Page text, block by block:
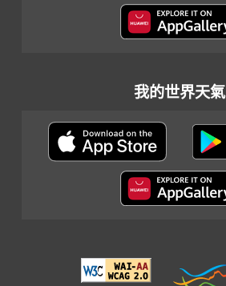
我的世界天氣